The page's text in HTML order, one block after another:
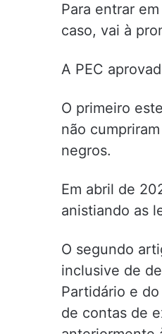
Para entrar
caso, vai à
A PEC
O primeiro
não
negros.
Em abril de
anistiando as
O segundo
inclusive de
Partidário e
de contas de